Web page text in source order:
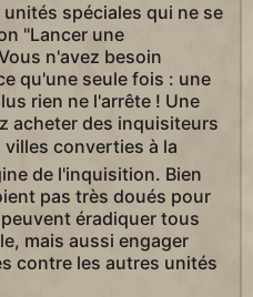
spéciales qui ne se
"Lancer une
n'avez besoin
qu'une seule fois : une
rien ne l'arrête ! Une
acheter des inquisiteurs
converties à la
de l'inquisition. Bien
pas très doués pour
éradiquer tous
mais aussi engager
contre les autres unités